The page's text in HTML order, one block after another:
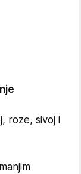
roze, sivoj i